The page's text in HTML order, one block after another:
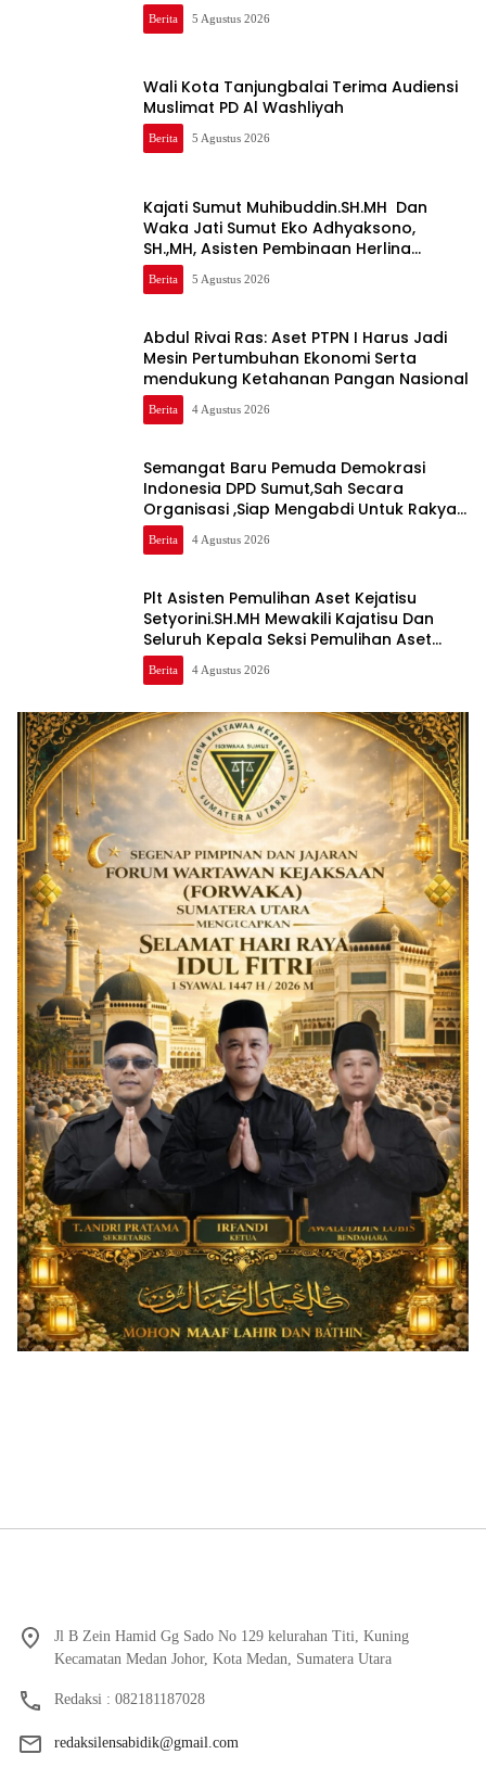
Berita 5 Agustus 2026
Wali Kota Tanjungbalai Terima Audiensi
Muslimat PD Al Washliyah
Berita 5 Agustus 2026
Kajati Sumut Muhibuddin.SH.MH Dan
Waka Jati Sumut Eko Adhyaksono,
SH.,MH, Asisten Pembinaan Herlina
setyorini dan Asintel Irfan Wibowo,Sidak
Kajari Medan
Berita 5 Agustus 2026
Abdul Rivai Ras: Aset PTPN I Harus Jadi
Mesin Pertumbuhan Ekonomi Serta
mendukung Ketahanan Pangan Nasional
Berita 4 Agustus 2026
Semangat Baru Pemuda Demokrasi
Indonesia DPD Sumut,Sah Secara
Organisasi ,Siap Mengabdi Untuk Rakyat
Dan Indonesia
Berita 4 Agustus 2026
Plt Asisten Pemulihan Aset Kejatisu
Setyorini.SH.MH Mewakili Kajatisu Dan
Seluruh Kepala Seksi Pemulihan Aset
Kejari Se Sumut Mengikuti FGD Bersama
Kepala Pemulihan Aset Kejagung RI
Berita 4 Agustus 2026
Jl B Zein Hamid Gg Sado No 129 kelurahan Titi, Kuning
Kecamatan Medan Johor, Kota Medan, Sumatera Utara
Redaksi : 082181187028
redaksilensabidik@gmail.com